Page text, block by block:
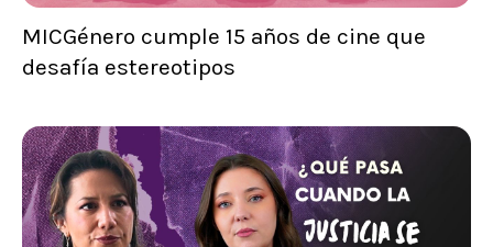
MICGénero cumple 15 años de cine que
desafía estereotipos